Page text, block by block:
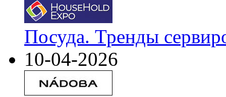
Посуда. Тренды
10-04-2026